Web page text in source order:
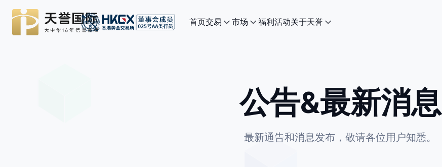
首页交易 市场 福利活动关于天誉
公告&最新消息
最新通告和消息发布，敬请各位用户知悉。